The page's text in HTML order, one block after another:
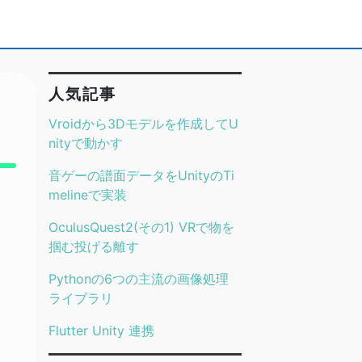
人気記事
Vroidから3Dモデルを作成してU
nityで動かす
音ゲーの譜面データをUnityのTi
melineで実装
OculusQuest2(その1) VRで物を
掴む投げる離す
Pythonの6つの主流の画像処理
ライブラリ
Flutter Unity 連携